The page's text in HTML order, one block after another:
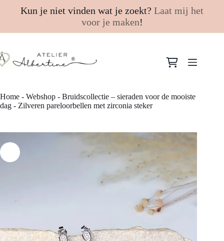
Kun je niet vinden wat je zoekt? Laat mij het
voor je maken!
naar
de
Winkelwagen
Home - Webshop - Bruidscollectie – sieraden voor de mooiste
dag - Zilveren pareloorbellen met zirconia steker